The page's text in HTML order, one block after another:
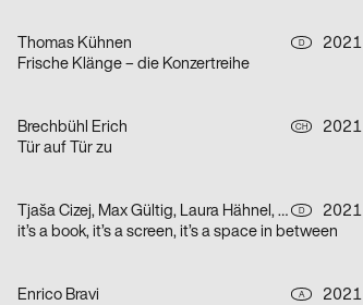
Thomas Kühnen D
2021
Frische Klänge – die Konzertreihe
Brechbühl Erich CH
2021
Tür auf Tür zu
Tjaša Cizej, Max Gültig, Laura Hähnel, Basil Haug D
2021
it’s a book, it’s a screen, it’s a space in between
Enrico Bravi A
2021